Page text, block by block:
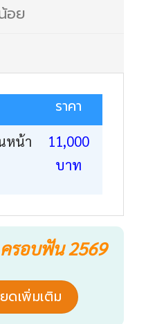
อย
ราคา
หน้า
11,000
บาท
รอบฟัน 2569
ดเพิ่มเติม